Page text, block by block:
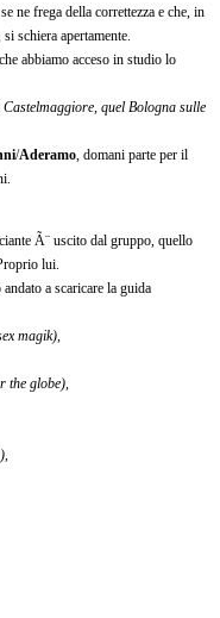
ne frega della correttezza e che, in
schiera apertamente.
abbiamo acceso in studio lo
quel Bologna sulle
/Aderamo, domani parte per il
Ã¨ uscito dal gruppo, quello
lui.
a scaricare la guida
magik),
the globe),